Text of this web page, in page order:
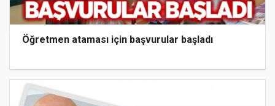
Öğretmen ataması için başvurular başladı